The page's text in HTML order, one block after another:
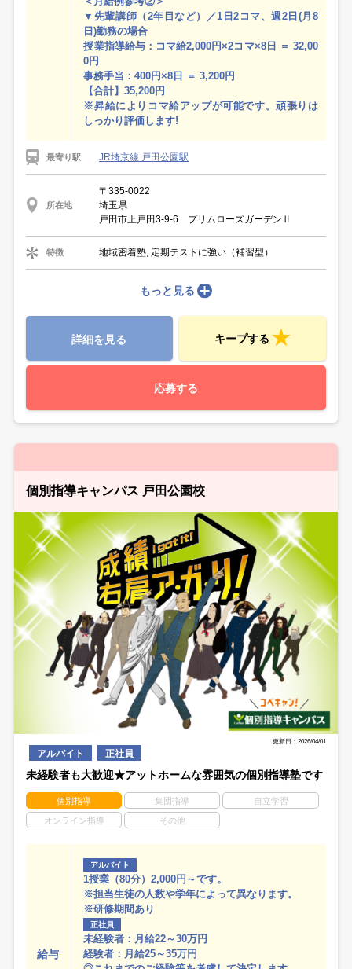
▼先輩講師（2年目など）／1日2コマ、週2日(月8
日)勤務の場合
授業指導給与：コマ給2,000円×2コマ×8日 ＝ 32,00
0円
事務手当：400円×8日 ＝ 3,200円
【合計】35,200円
※昇給によりコマ給アップが可能です。頑張りは
しっかり評価します!
最寄り駅 JR埼京線 戸田公園駅
所在地
〒335-0022
埼玉県
戸田市上戸田3-9-6 プリムローズガーデンⅡ
特徴 地域密着塾, 定期テストに強い（補習型）
もっと見る
詳細を見る キープする
応募する
個別指導キャンパス 戸田公園校
更新日：2026/04/01
アルバイト 正社員
未経験者も大歓迎★アットホームな雰囲気の個別指導塾です
個別指導 集団指導 自立学習
オンライン指導 その他
給与
アルバイト
1授業（80分）2,000円～です。
※担当生徒の人数や学年によって異なります。
※研修期間あり
正社員
未経験者：月給22～30万円
経験者：月給25～35万円